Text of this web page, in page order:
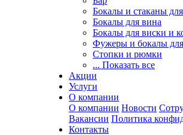
Бокалы и стаканы
Бокалы для вина
Бокалы для виски и
Фужеры и бокалы
Стопки и рюмки
... Показать все
Акции
Услуги
О компании
О компании Новости
Вакансии Политика
Контакты